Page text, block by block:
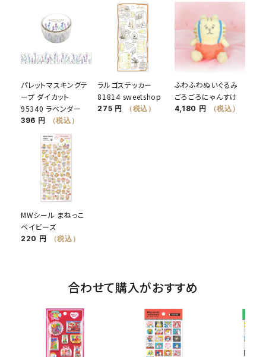
パレットマスキングテ
ープ ダイカット
95340 ラベンダー
396 円 （税込）
ラルゴステッカー
81814 sweetshop
275 円 （税込）
ふわふわぬいぐるみ
ごろごろにゃんすけ
4,180 円 （税込）
MWシール まねっこ
ベイビーズ
220 円 （税込）
合わせて購入がおすすめ